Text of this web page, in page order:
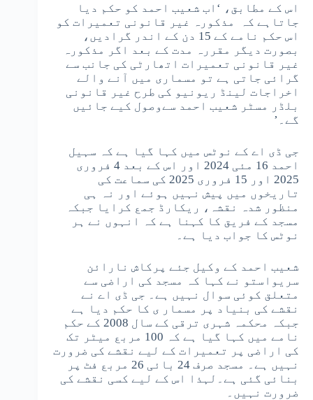
اس کے مطابق، ‘اب شعیب احمد کو حکم دیا
جاتاہے کہ مذکورہ غیر قانونی تعمیرات کو
اس حکم نامے کے 15 دن کے اندر گرادیں،
بصورت دیگر مقررہ مدت کے بعد اگر مذکورہ
غیر قانونی تعمیرات اتھارٹی کی جانب سے
گرائی جاتی ہے تو مسماری میں آنے والے
اخراجات لینڈ ریونیو کی طرح غیر قانونی
بلڈر مسٹر شعیب احمد سےوصول کیے جائیں
گے۔’
جی ڈی اے کے نوٹس میں کہا گیا ہے کہ سہیل
احمد 16 مئی 2024 اور اس کے بعد 4 فروری
2025 اور 15 فروری 2025 کی سماعت کی
تاریخوں میں پیش نہیں ہوئے اور نہ ہی
منظور شدہ نقشہ، ریکارڈ جمع کرایا جبکہ
مسجد کے فریق کا کہنا ہے کہ انہوں نے ہر
نوٹس کا جواب دیا ہے۔
شعیب احمد کے وکیل جئے پرکاش نارائن
سریواستو نے کہا کہ مسجد کی اراضی سے
متعلق کوئی سوال نہیں ہے۔ جی ڈی اے نے
نقشے کی بنیاد پر مسمار ی کا حکم دیا ہے
جبکہ محکمہ شہری ترقی کے سال 2008 کے حکم
نامے میں کہا گیا ہے کہ 100 مربع میٹر تک
کی اراضی پر تعمیرات کے لیے نقشے کی ضرورت
نہیں ہے۔ مسجد صرف 24 بائی 26 مربع فٹ پر
بنائی گئی ہے۔لہذا اس کے لیے کسی نقشے کی
ضرورت نہیں۔